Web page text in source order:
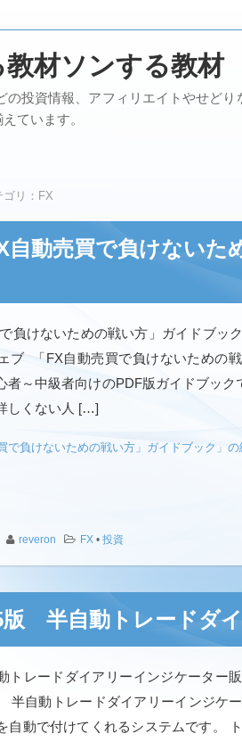
教材ソンする教材
の投資情報、アフィリエイトやせど
ています。
ゴリ：FX
自動売買で負けない
で負けないための戦い方」ガイドブッ
ブ 「FX自動売買で負けないための
者～中級者向けのPDF版ガイドブック
しくない人 […]
で負けないための戦い方」ガイドブック」
reveron FX • 投資
版 半自動トレードダ
レードダイアリーインジケーター
自動トレードダイアリーインジケー
自動で付けてくれるシステムです。